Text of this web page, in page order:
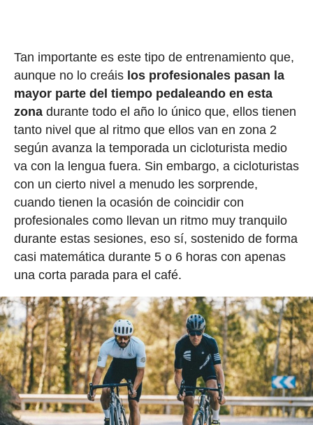
Tan importante es este tipo de entrenamiento que,
aunque no lo creáislos profesionales pasan la
mayor parte del tiempo pedaleando en esta
zonadurante todo el año lo único que, ellos tienen
tanto nivel que al ritmo que ellos van en zona 2
según avanza la temporada un cicloturista medio
va con la lengua fuera. Sin embargo, a cicloturistas
con un cierto nivel a menudo les sorprende,
cuando tienen la ocasión de coincidir con
profesionales como llevan un ritmo muy tranquilo
durante estas sesiones, eso sí, sostenido de forma
casi matemática durante 5 o 6 horas con apenas
una corta parada para el café.